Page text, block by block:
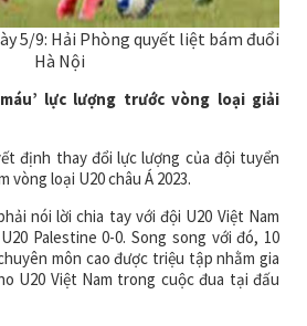
5/9: Hải Phòng quyết liệt bám đuổi
Hà Nội
lực lượng trước vòng loại giải
định thay đổi lực lượng của đội tuyển
vòng loại U20 châu Á 2023.
nói lời chia tay với đội U20 Việt Nam
Palestine 0-0. Song song với đó, 10
môn cao được triệu tập nhằm gia
U20 Việt Nam trong cuộc đua tại đấu